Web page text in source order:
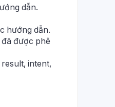
dẫn.
hướng dẫn.
được phê
intent,